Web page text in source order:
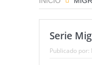
Serie
Publicado por: